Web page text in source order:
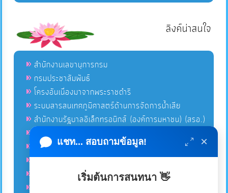
แชท... สอบถามข้อมูล! ×
เริ่มต้นการสนทนา 👋
ลิงค์น่าสนใจ
สำนักงานเลขานุการกรม
กรมประชาสัมพันธ์
โครงอันเนื่องมาจากพระราชดำริ
ระบบสารสนเทศภูมิศาสตร์ด้านการจัดการน้ำเสีย
สำนักงานรัฐบาลอิเล็กทรอนิกส์ (องค์การมหาชน) (สรอ.)
โครงการอนุรักษ์พันธุกรรมพืชอันเนื่องมาจากพระราชดำริ
คลังข่าวมหาไทย
คู่มือตาม พ.ร.บ.อำนวยความสดวกฯ
ฐานข้อมูลหน่วยงานภาครัฐ (INFO)